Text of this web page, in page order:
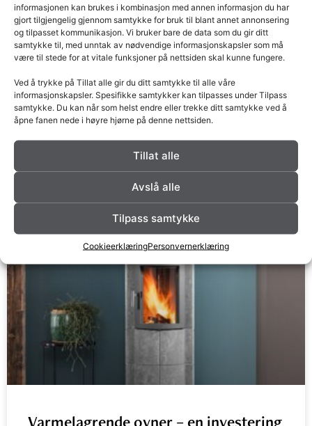
informasjonen kan brukes i kombinasjon med annen informasjon du har
gjort tilgjengelig gjennom samtykke for bruk til blant annet annonsering
og tilpasset kommunikasjon. Vi bruker bare de data som du gir ditt
samtykke til, med unntak av nødvendige informasjonskapsler som må
være til stede for at vitale funksjoner på nettsiden skal kunne fungere.
Ved å trykke på Tillat alle gir du ditt samtykke til alle våre
informasjonskapsler. Spesifikke samtykker kan tilpasses under Tilpass
samtykke. Du kan når som helst endre eller trekke ditt samtykke ved å
åpne fanen nede i høyre hjørne på denne nettsiden.
Tillat alle
Avslå alle
Tilpass samtykke
CookieerklæringPersonvernerklæring
Hva gjør en klebersteinsovn fra Norsk
Kleber unik?
Ekte varme. Ekte kleberstein. Det finnes mange
ovner. Men bare én type kombinerer varmelagring,
estetisk design og bærekraftig naturstein i